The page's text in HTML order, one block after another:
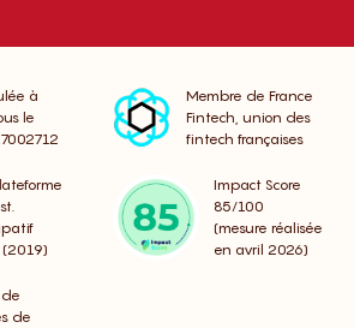
à
le
Membre de France
Fintech, union des
fintech françaises
Impact Score
85/100
(mesure réalisée
en avril 2026)
de